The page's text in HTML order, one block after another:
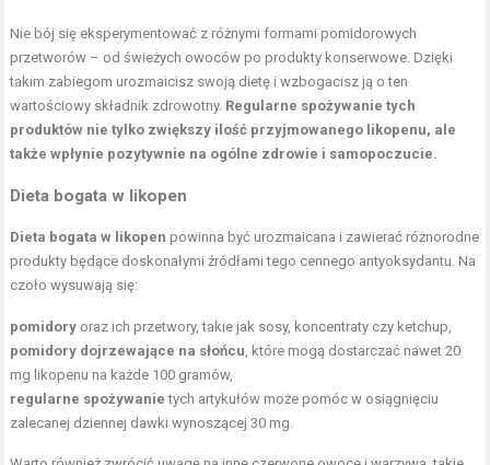
Nie bój się eksperymentować z różnymi formami pomidorowych
przetworów – od świeżych owoców po produkty konserwowe. Dzięki
takim zabiegom urozmaicisz swoją dietę i wzbogacisz ją o ten
wartościowy składnik zdrowotny. Regularne spożywanie tych
produktów nie tylko zwiększy ilość przyjmowanego likopenu, ale
także wpłynie pozytywnie na ogólne zdrowie i samopoczucie.
Dieta bogata w likopen
Dieta bogata w likopen powinna być urozmaicana i zawierać różnorodne
produkty będące doskonałymi źródłami tego cennego antyoksydantu. Na
czoło wysuwają się:
pomidory oraz ich przetwory, takie jak sosy, koncentraty czy ketchup,
pomidory dojrzewające na słońcu, które mogą dostarczać nawet 20
mg likopenu na każde 100 gramów,
regularne spożywanie tych artykułów może pomóc w osiągnięciu
zalecanej dziennej dawki wynoszącej 30 mg.